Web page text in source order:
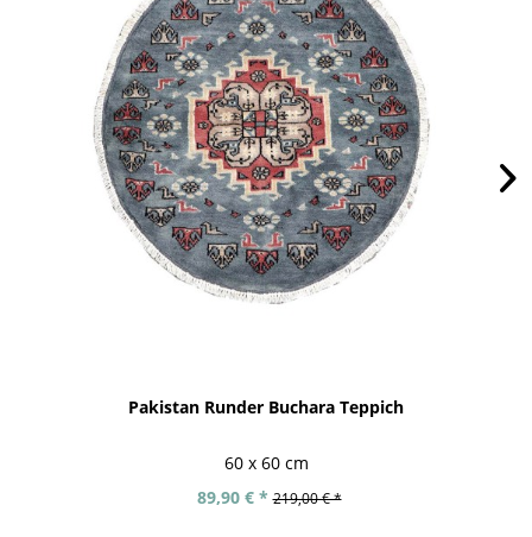
Pakistan Runder Buchara Teppich
60 x 60 cm
89,90 € * 219,00 € *